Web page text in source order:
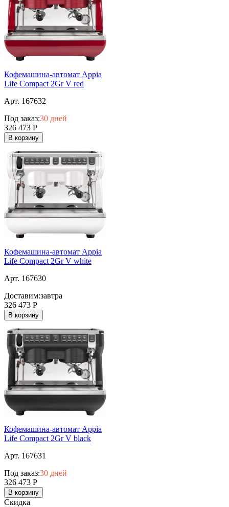
Кофемашина-автомат Appia
Life Compact 2Gr V red
Арт. 167632
Под заказ:30 дней
326 473 Р
В корзину
Кофемашина-автомат Appia
Life Compact 2Gr V white
Арт. 167630
Доставим:завтра
326 473 Р
В корзину
Кофемашина-автомат Appia
Life Compact 2Gr V black
Арт. 167631
Под заказ:30 дней
326 473 Р
В корзину
Скидка